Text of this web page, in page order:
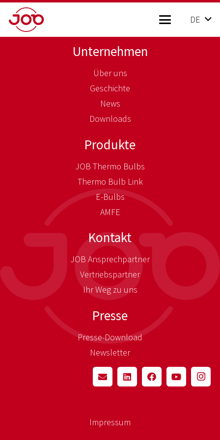
DE
Unternehmen
Über uns
Geschichte
News
Downloads
Produkte
JOB Thermo Bulbs
Thermo Bulb Link
E-Bulbs
AMFE
Kontakt
JOB Ansprechpartner
Vertriebspartner
Ihr Weg zu uns
Presse
Presse-Download
Newsletter
Impressum